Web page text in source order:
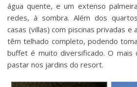
água quente, e um extenso
redes, à sombra. Além dos
casas (villas) com piscinas privadas e
têm telhado completo, podendo
buffet é muito diversificado. O mais
pastar nos jardins do resort.